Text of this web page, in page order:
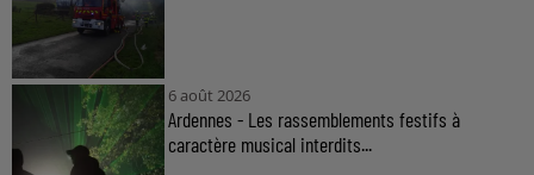
6 août 2026
Ardennes - Les rassemblements festifs à
caractère musical interdits...